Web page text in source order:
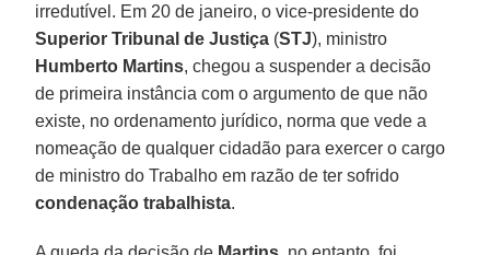
irredutível. Em 20 de janeiro, o vice-presidente do
Superior Tribunal de Justiça (STJ), ministro
Humberto Martins, chegou a suspender a decisão
de primeira instância com o argumento de que não
existe, no ordenamento jurídico, norma que vede a
nomeação de qualquer cidadão para exercer o cargo
de ministro do Trabalho em razão de ter sofrido
condenação trabalhista.